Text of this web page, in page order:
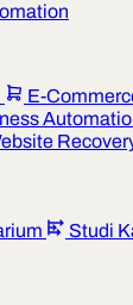
E-
Studi